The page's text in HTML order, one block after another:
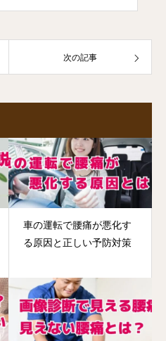
次の記事
車の運転で腰痛が悪化す
る原因と正しい予防対策